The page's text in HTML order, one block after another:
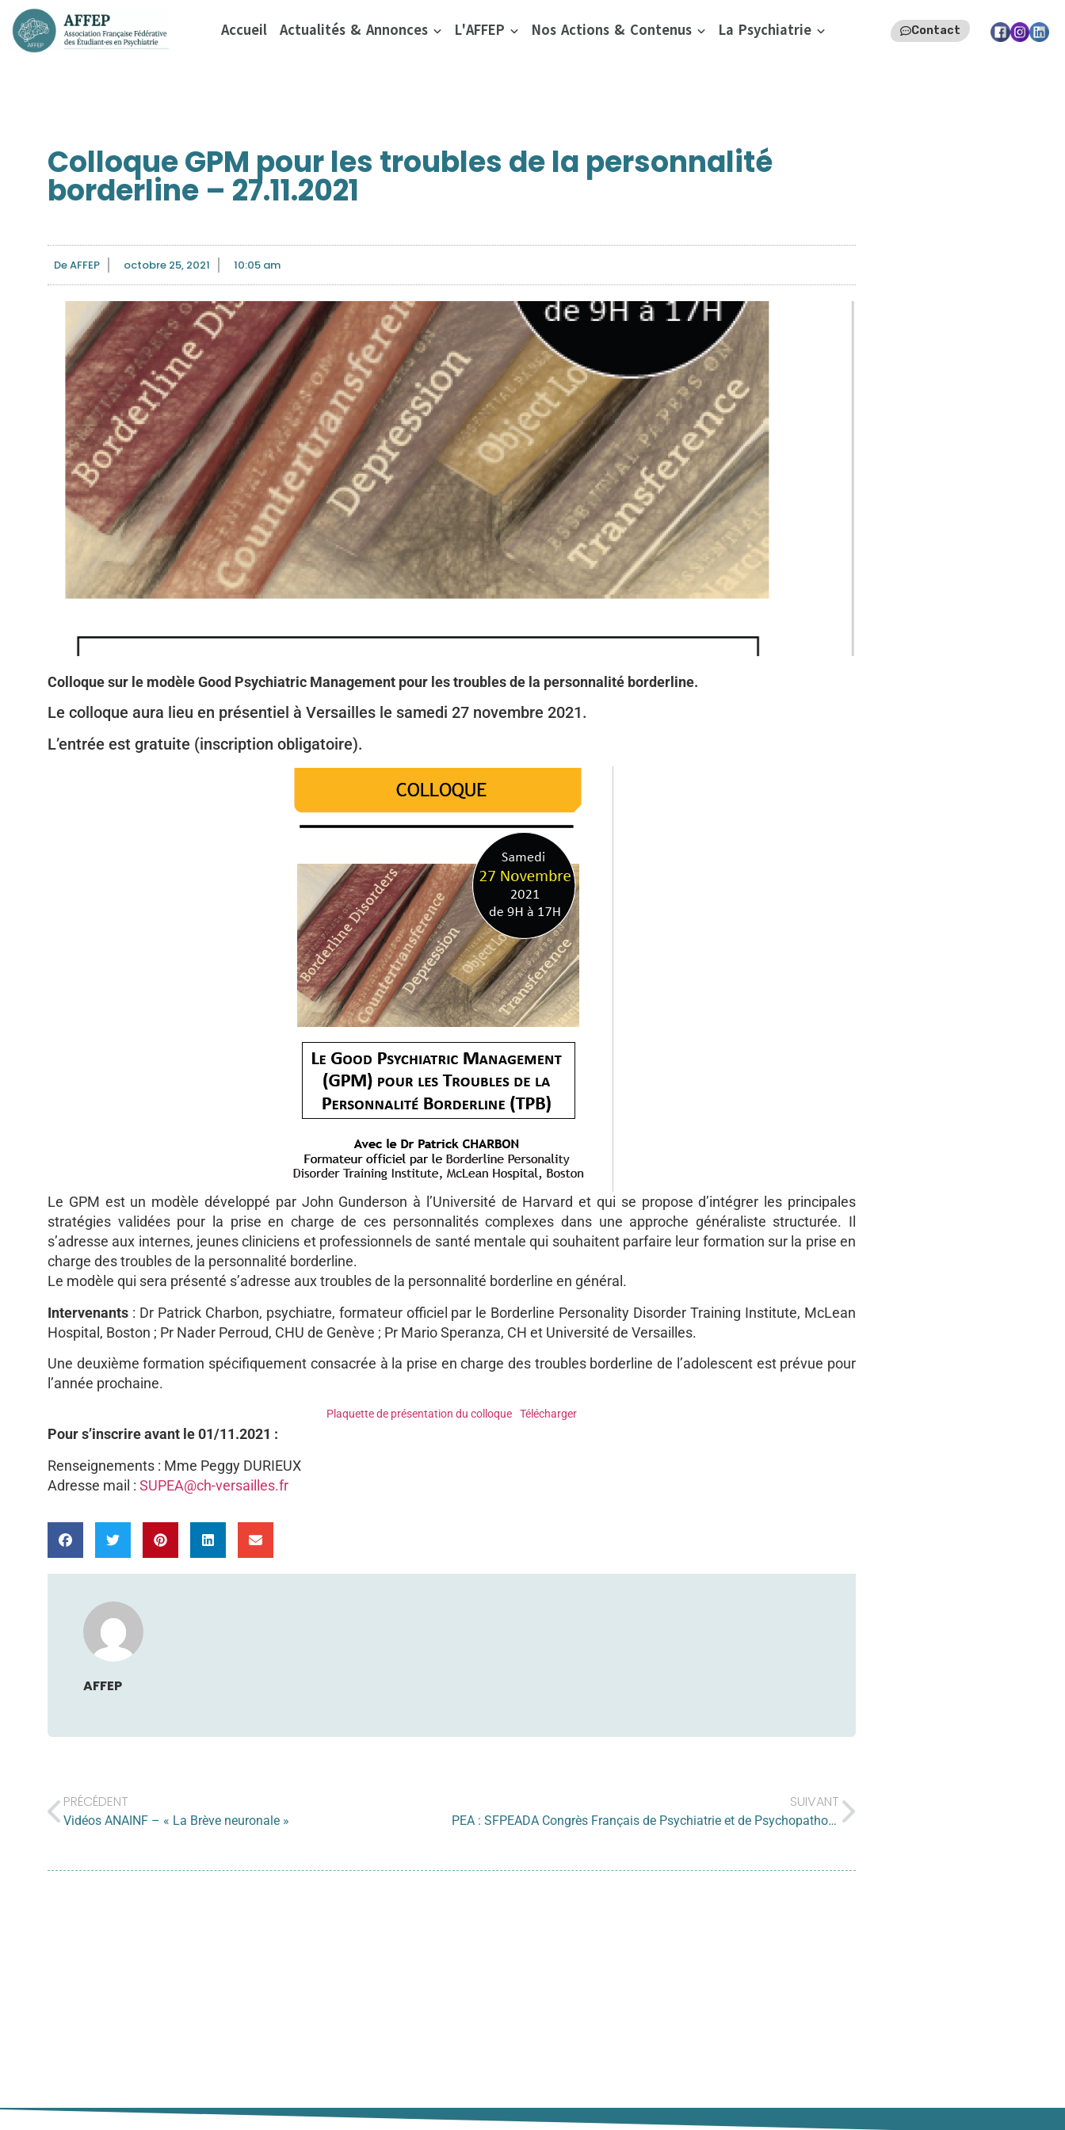
Accueil Actualités & Annonces L'AFFEP Nos Actions & Contenus La Psychiatrie Contact
Colloque GPM pour les troubles de la personnalité
borderline – 27.11.2021
DeAFFEP octobre 25, 2021 10:05 am
Colloque sur le modèle Good Psychiatric Management pour les troubles de la personnalité borderline.
Le colloque aura lieu en présentiel à Versailles le samedi 27 novembre 2021.
L’entrée est gratuite (inscription obligatoire).
Le GPM est un modèle développé par John Gunderson à l’Université de Harvard et qui se propose d’intégrer les principales
stratégies validées pour la prise en charge de ces personnalités complexes dans une approche généraliste structurée. Il
s’adresse aux internes, jeunes cliniciens et professionnels de santé mentale qui souhaitent parfaire leur formation sur la prise en
charge des troubles de la personnalité borderline.
Le modèle qui sera présenté s’adresse aux troubles de la personnalité borderline en général.
Intervenants : Dr Patrick Charbon, psychiatre, formateur officiel par le Borderline Personality Disorder Training Institute, McLean
Hospital, Boston ; Pr Nader Perroud, CHU de Genève ; Pr Mario Speranza, CH et Université de Versailles.
Une deuxième formation spécifiquement consacrée à la prise en charge des troubles borderline de l’adolescent est prévue pour
l’année prochaine.
Plaquette de présentation du colloque Télécharger
Pour s’inscrire avant le 01/11.2021 :
Renseignements : Mme Peggy DURIEUX
Adresse mail : SUPEA@ch-versailles.fr
AFFEP
PRÉCÉDENT
Vidéos ANAINF – « La Brève neuronale »
SUIVANT
PEA : SFPEADA Congrès Français de Psychiatrie et de Psychopathologie de l’Enfant et de l’Adolescent à Nancy les 01-03/06/2022